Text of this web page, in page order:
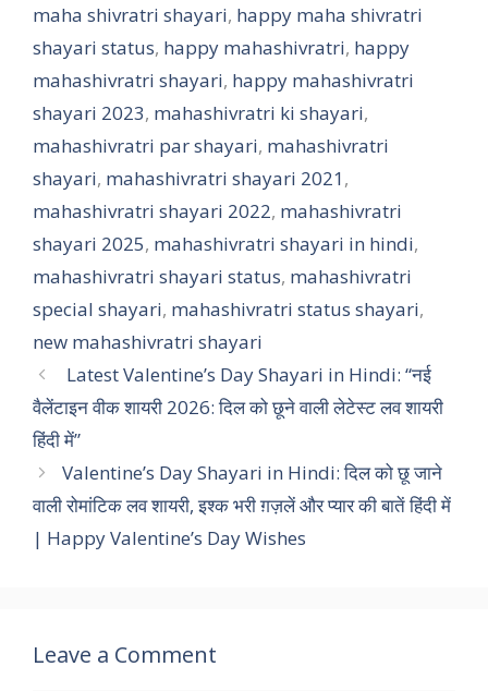
s
A
p
p
b
o
o
k
e
r
e
s
e
maha shivratri shayari, happy maha shivratri
shayari status, happy mahashivratri, happy
mahashivratri shayari, happy mahashivratri
shayari 2023, mahashivratri ki shayari,
mahashivratri par shayari, mahashivratri
shayari, mahashivratri shayari 2021,
mahashivratri shayari 2022, mahashivratri
shayari 2025, mahashivratri shayari in hindi,
mahashivratri shayari status, mahashivratri
special shayari, mahashivratri status shayari,
new mahashivratri shayari
Latest Valentine’s Day Shayari in Hindi: “नई
वैलेंटाइन वीक शायरी 2026: दिल को छूने वाली लेटेस्ट लव शायरी
हिंदी में”
Valentine’s Day Shayari in Hindi: दिल को छू जाने
वाली रोमांटिक लव शायरी, इश्क भरी ग़ज़लें और प्यार की बातें हिंदी में
| Happy Valentine’s Day Wishes
Leave a Comment